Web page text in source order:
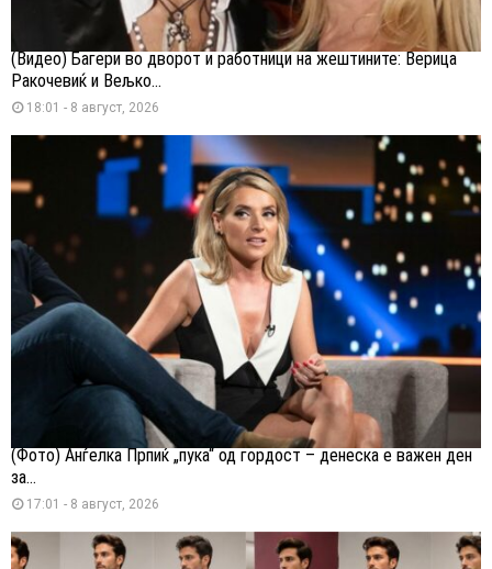
(Видео) Багери во дворот и работници на жештините: Верица
Ракочевиќ и Вељко...
18:01 - 8 август, 2026
(Фото) Анѓелка Прпиќ „пука“ од гордост – денеска е важен ден
за...
17:01 - 8 август, 2026